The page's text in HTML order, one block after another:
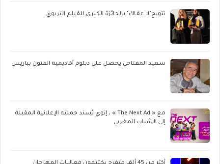
تتويج"لا عفاك" بالجائزة الكبرى للفيلم التربوي
سعيد المفتاحي يحصل على دبلوم أكاديمية الفنون بباريس
مع « The Next Ad » ، إنوي يُسند حملته الإعلانية المقبلة
إلى الشباب المغربي